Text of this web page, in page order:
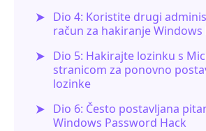
Dio 4: Koristite drugi
račun za hakiranje
Dio 5: Hakirajte lozinku s
stranicom za ponovno
lozinke
Dio 6: Često postavljana
Windows Password Hack